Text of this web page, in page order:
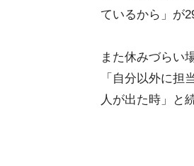
ているから」が
また休みづらい
「自分以外に
人が出た時」と